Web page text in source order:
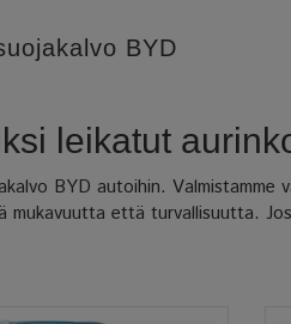
BYD
leikatut
BYD autoihin.
mukavuutta että turvallisuutta.